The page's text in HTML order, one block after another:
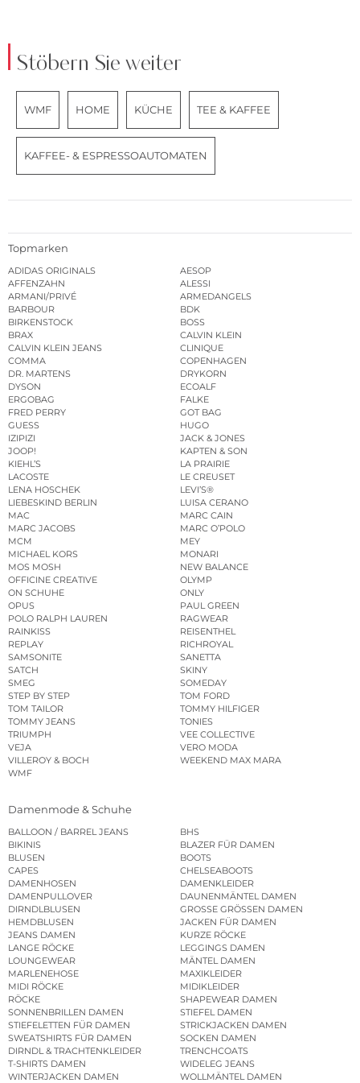
Stöbern Sie weiter
WMF HOME KÜCHE TEE & KAFFEE
KAFFEE- & ESPRESSOAUTOMATEN
Topmarken
ADIDAS ORIGINALS
AESOP
AFFENZAHN
ALESSI
ARMANI/PRIVÉ
ARMEDANGELS
BARBOUR
BDK
BIRKENSTOCK
BOSS
BRAX
CALVIN KLEIN
CALVIN KLEIN JEANS
CLINIQUE
COMMA
COPENHAGEN
DR. MARTENS
DRYKORN
DYSON
ECOALF
ERGOBAG
FALKE
FRED PERRY
GOT BAG
GUESS
HUGO
IZIPIZI
JACK & JONES
JOOP!
KAPTEN & SON
KIEHL’S
LA PRAIRIE
LACOSTE
LE CREUSET
LENA HOSCHEK
LEVI’S®
LIEBESKIND BERLIN
LUISA CERANO
MAC
MARC CAIN
MARC JACOBS
MARC O’POLO
MCM
MEY
MICHAEL KORS
MONARI
MOS MOSH
NEW BALANCE
OFFICINE CREATIVE
OLYMP
ON SCHUHE
ONLY
OPUS
PAUL GREEN
POLO RALPH LAUREN
RAGWEAR
RAINKISS
REISENTHEL
REPLAY
RICHROYAL
SAMSONITE
SANETTA
SATCH
SKINY
SMEG
SOMEDAY
STEP BY STEP
TOM FORD
TOM TAILOR
TOMMY HILFIGER
TOMMY JEANS
TONIES
TRIUMPH
VEE COLLECTIVE
VEJA
VERO MODA
VILLEROY & BOCH
WEEKEND MAX MARA
WMF
Damenmode & Schuhe
BALLOON / BARREL JEANS
BHS
BIKINIS
BLAZER FÜR DAMEN
BLUSEN
BOOTS
CAPES
CHELSEABOOTS
DAMENHOSEN
DAMENKLEIDER
DAMENPULLOVER
DAUNENMÄNTEL DAMEN
DIRNDLBLUSEN
GROSSE GRÖSSEN DAMEN
HEMDBLUSEN
JACKEN FÜR DAMEN
JEANS DAMEN
KURZE RÖCKE
LANGE RÖCKE
LEGGINGS DAMEN
LOUNGEWEAR
MÄNTEL DAMEN
MARLENEHOSE
MAXIKLEIDER
MIDI RÖCKE
MIDIKLEIDER
RÖCKE
SHAPEWEAR DAMEN
SONNENBRILLEN DAMEN
STIEFEL DAMEN
STIEFELETTEN FÜR DAMEN
STRICKJACKEN DAMEN
SWEATSHIRTS FÜR DAMEN
SOCKEN DAMEN
DIRNDL & TRACHTENKLEIDER
TRENCHCOATS
T-SHIRTS DAMEN
WIDELEG JEANS
WINTERJACKEN DAMEN
WOLLMÄNTEL DAMEN